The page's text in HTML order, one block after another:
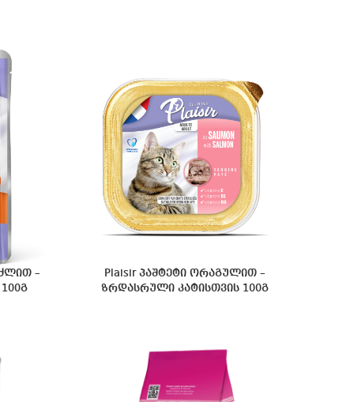
–
Plaisir პაშტეტი ორაგულით –
ზრდასრული კატისთვის 100გ